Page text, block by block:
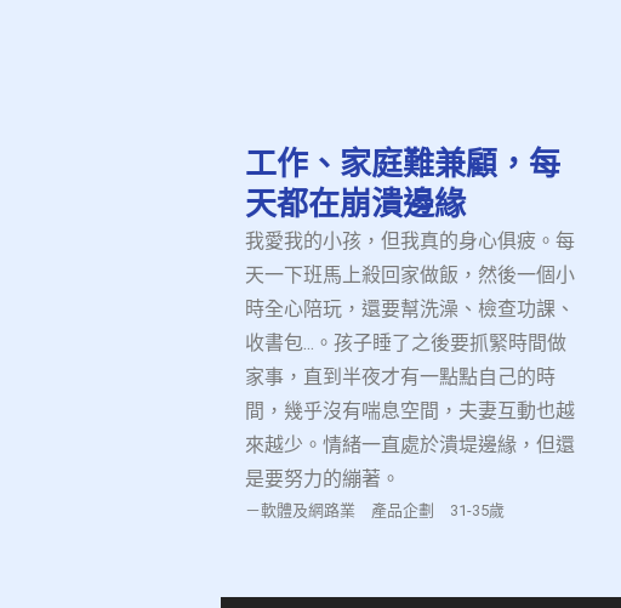
工作、家庭難兼顧，每
天都在崩潰邊緣
我愛我的小孩，但我真的身心俱疲。每
天一下班馬上殺回家做飯， 然後一個小
時全心陪玩，還要幫洗澡、檢查功課、
收書包... 。孩子睡了之後要抓緊時間做
家事，直到半夜才有一點點自己的時
間，幾乎沒有喘息空間，夫妻互動也越
來越少。情緒一直處於潰堤邊緣， 但還
是要努力的繃著。
－軟體及網路業 產品企劃 31-35歲